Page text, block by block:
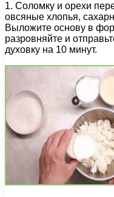
1. Соломку и орехи
овсяные хлопья,
Выложите основу в
разровняйте и
духовку на 10 минут.